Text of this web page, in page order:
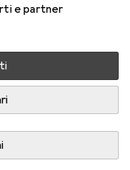
e partner
8